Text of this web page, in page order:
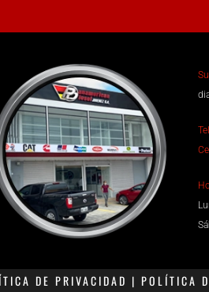
DE PRIVACIDAD | POLÍTICA